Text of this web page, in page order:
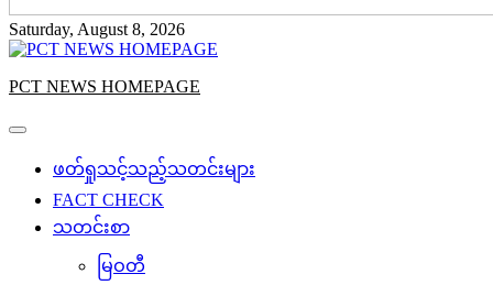
Saturday, August 8, 2026
PCT NEWS HOMEPAGE
ဖတ်ရှုသင့်သည့်သတင်းများ
FACT CHECK
သတင်းစာ
မြဝတီ